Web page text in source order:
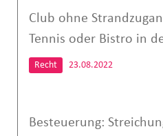
Club ohne
Tennis oder Bistro in
Recht 23.08.2022
Besteuerung: